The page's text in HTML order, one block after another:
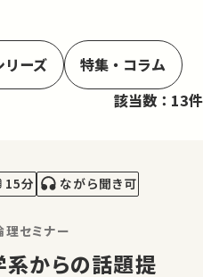
リーズ
特集・コラム
該当数：13件
15分
ながら聞き可
セミナー